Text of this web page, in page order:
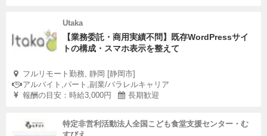
Utaka
【業務委託・商用実績不問】既存WordPressサイ
トの構成・スマホ表示を整えて
フルリモート勤務, 静岡 [静岡市]
アルバイト,パート,副業/パラレルキャリア
報酬の目安：時給3,000円
長期歓迎
特定非営利活動法人全国こども食堂支援センター・む